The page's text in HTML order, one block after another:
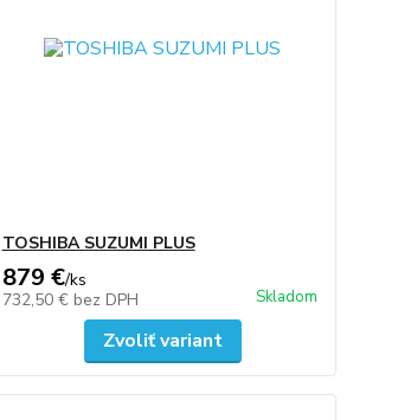
TOSHIBA SUZUMI PLUS
879 €/ks
732,50 € bez DPH Skladom
Zvoliť variant